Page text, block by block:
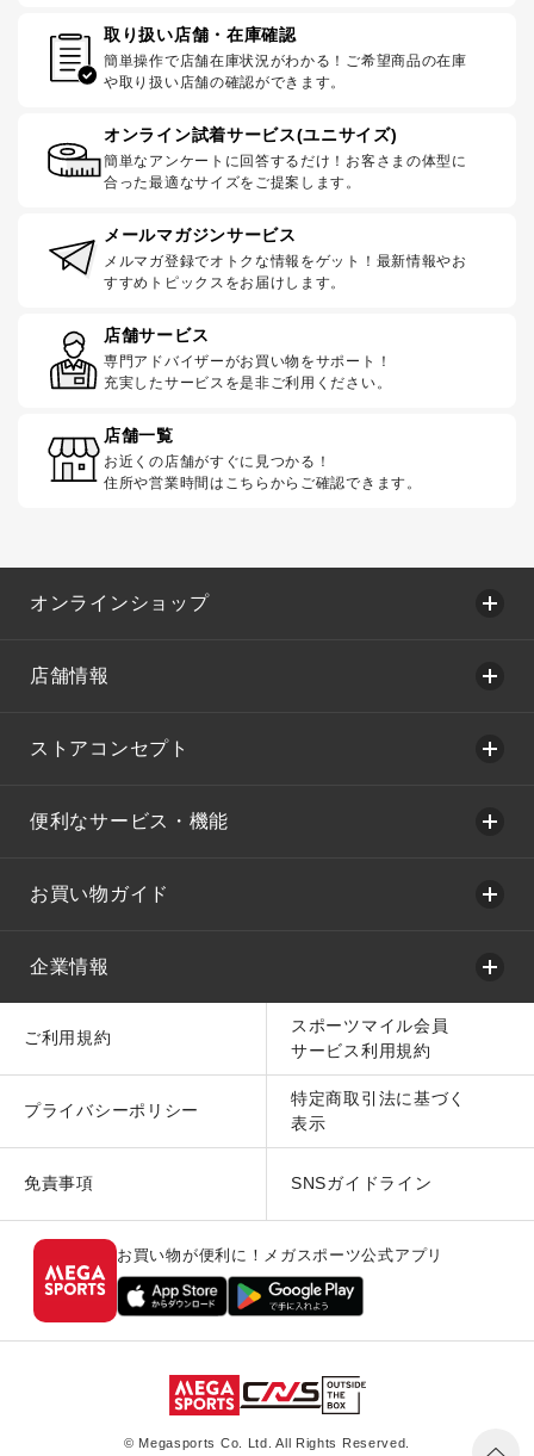
取り扱い店舗・在庫確認
簡単操作で店舗在庫状況がわかる！ご希望商品の在庫
や取り扱い店舗の確認ができます。
オンライン試着サービス(ユニサイズ)
簡単なアンケートに回答するだけ！お客さまの体型に
合った最適なサイズをご提案します。
メールマガジンサービス
メルマガ登録でオトクな情報をゲット！最新情報やお
すすめトピックスをお届けします。
店舗サービス
専門アドバイザーがお買い物をサポート！
充実したサービスを是非ご利用ください。
店舗一覧
お近くの店舗がすぐに見つかる！
住所や営業時間はこちらからご確認できます。
オンラインショップ
店舗情報
ストアコンセプト
便利なサービス・機能
お買い物ガイド
企業情報
ご利用規約
スポーツマイル会員
サービス利用規約
プライバシーポリシー
特定商取引法に基づく
表示
免責事項 SNSガイドライン
お買い物が便利に！メガスポーツ公式アプリ
© Megasports Co. Ltd. All Rights Reserved.